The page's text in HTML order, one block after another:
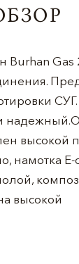
Burhan Gas
высокой
намотка Е-
высокой